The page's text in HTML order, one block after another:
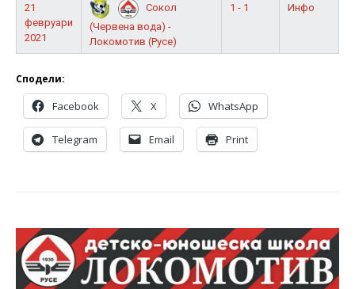
21
февруари
2021
Сокол
(Червена вода) -
Локомотив (Русе)
1 - 1 Инфо
Сподели:
Facebook X WhatsApp
Telegram Email Print